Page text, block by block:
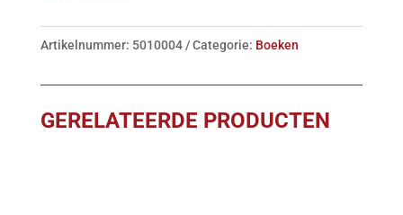
Artikelnummer: 5010004 Categorie: Boeken
GERELATEERDE PRODUCTEN